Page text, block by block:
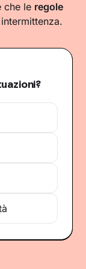
che le regole